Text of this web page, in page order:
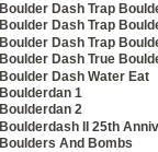
Boulder Dash Trap
Boulder Dash Trap
Boulder Dash Trap
Boulder Dash True
Boulder Dash Water Eat
Boulderdan 1
Boulderdan 2
Boulderdash II 25th
Boulders And Bombs